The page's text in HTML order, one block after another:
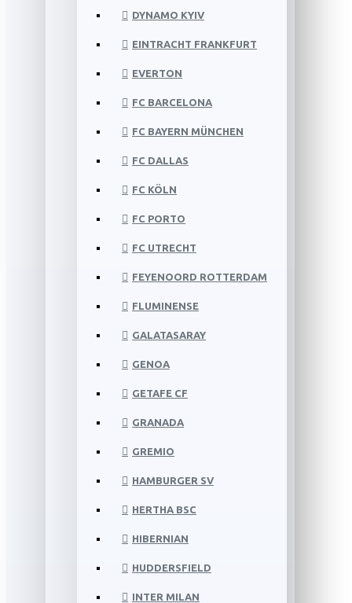
DYNAMO KYIV
EINTRACHT FRANKFURT
EVERTON
FC BARCELONA
FC BAYERN MÜNCHEN
FC DALLAS
FC KÖLN
FC PORTO
FC UTRECHT
FEYENOORD ROTTERDAM
FLUMINENSE
GALATASARAY
GENOA
GETAFE CF
GRANADA
GREMIO
HAMBURGER SV
HERTHA BSC
HIBERNIAN
HUDDERSFIELD
INTER MILAN